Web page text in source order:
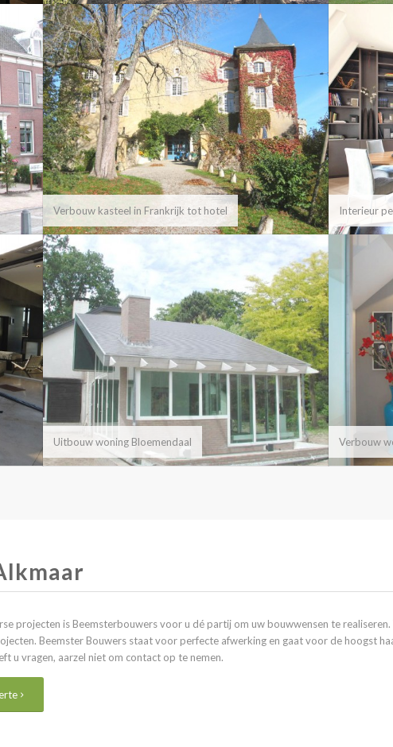
Verbouw kasteel in Frankrijk tot hotel Interieur
Uitbouw woning Bloemendaal Verbouw
projecten is Beemsterbouwers voor u dé partij om uw bouwwensen te
Beemster Bouwers staat voor perfecte afwerking en gaat voor de hoogst
u vragen, aarzel niet om contact op te nemen.